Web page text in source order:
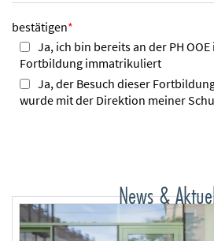
bestätigen*
Ja, ich bin bereits an der PH
Fortbildung immatrikuliert
Ja, der Besuch dieser
wurde mit der Direktion meiner
News &